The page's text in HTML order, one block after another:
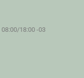
08:00/18:00 -03